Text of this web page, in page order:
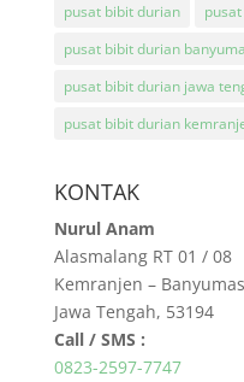
pusat bibit durian
pusat bibit durian
pusat bibit durian jawa
pusat bibit durian
KONTAK
Nurul Anam
Alasmalang RT 01 / 08
Kemranjen –
Jawa Tengah, 53194
Call / SMS :
0823-2597-7747